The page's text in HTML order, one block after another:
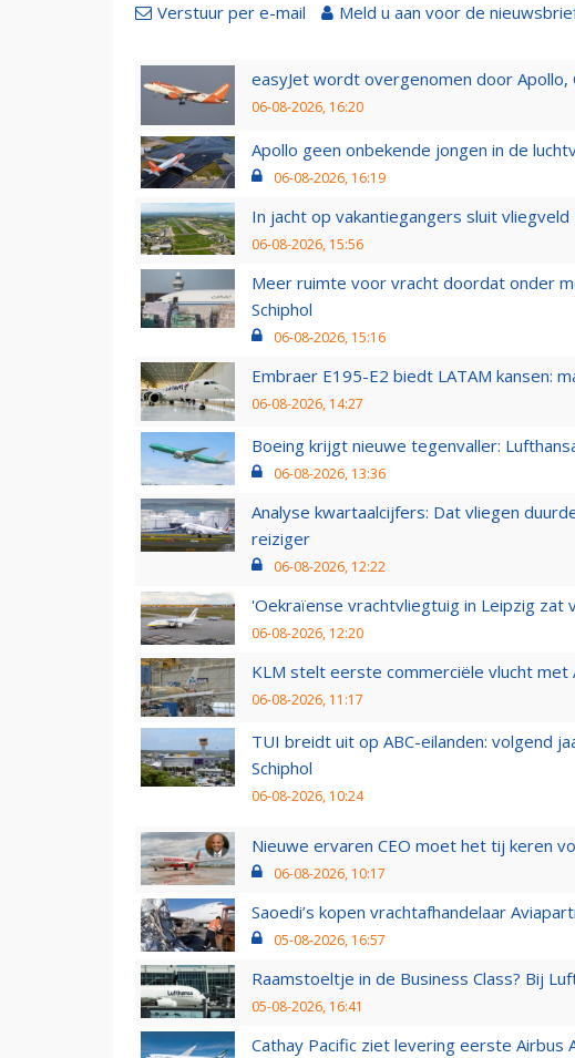
Verstuur per e-mail Meld u aan voor de
easyJet wordt overgenomen door Apollo,
06-08-2026, 16:20
Apollo geen onbekende jongen in de
06-08-2026, 16:19
In jacht op vakantiegangers sluit vliegveld
06-08-2026, 15:56
Meer ruimte voor vracht doordat onder
Schiphol
06-08-2026, 15:16
Embraer E195-E2 biedt LATAM kansen:
06-08-2026, 14:27
Boeing krijgt nieuwe tegenvaller:
06-08-2026, 13:36
Analyse kwartaalcijfers: Dat vliegen
reiziger
06-08-2026, 12:22
'Oekraïense vrachtvliegtuig in Leipzig zat
06-08-2026, 12:20
KLM stelt eerste commerciële vlucht met
06-08-2026, 11:17
TUI breidt uit op ABC-eilanden: volgend
Schiphol
06-08-2026, 10:24
Nieuwe ervaren CEO moet het tij keren
06-08-2026, 10:17
Saoedi’s kopen vrachtafhandelaar
05-08-2026, 16:57
Raamstoeltje in de Business Class? Bij
05-08-2026, 16:41
Cathay Pacific ziet levering eerste Airbus